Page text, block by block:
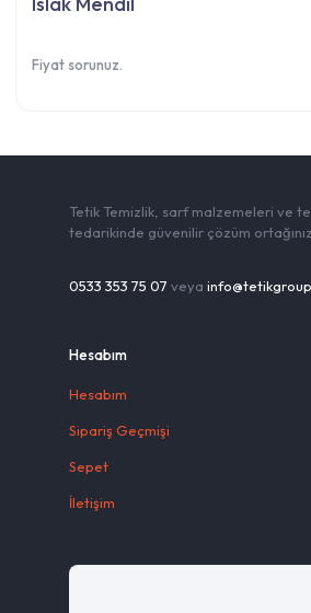
Fiyat sorunuz.
Tetik Temizlik, sarf malzemeleri ve
tedarikinde güvenilir çözüm
0533 353 75 07 veya
Hesabım
Hesabım
Sipariş Geçmişi
Sepet
İletişim